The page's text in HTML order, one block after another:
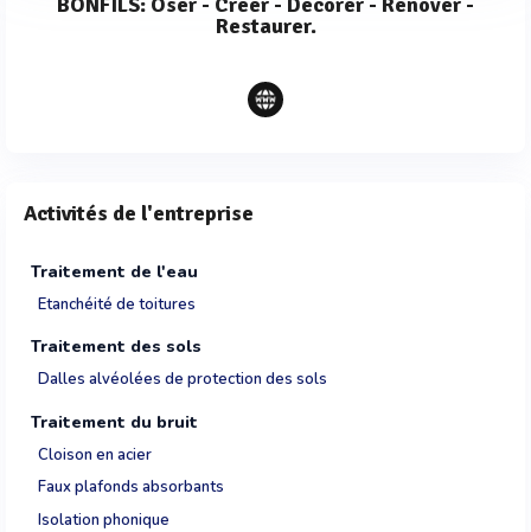
Restaurer.
Activités de l'entreprise
Traitement de l'eau
Etanchéité de toitures
Traitement des sols
Dalles alvéolées de protection des sols
Traitement du bruit
Cloison en acier
Faux plafonds absorbants
Isolation phonique